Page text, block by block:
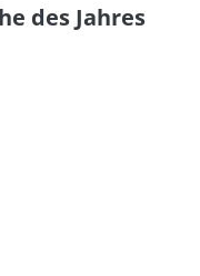
des Jahres